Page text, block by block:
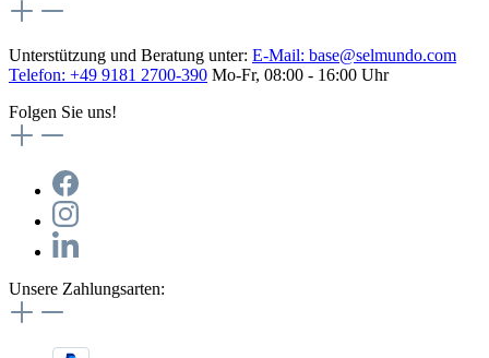
Unterstützung und Beratung unter: E-Mail: base@selmundo.com
Telefon: +49 9181 2700-390 Mo-Fr, 08:00 - 16:00 Uhr
Folgen Sie uns!
Unsere Zahlungsarten: